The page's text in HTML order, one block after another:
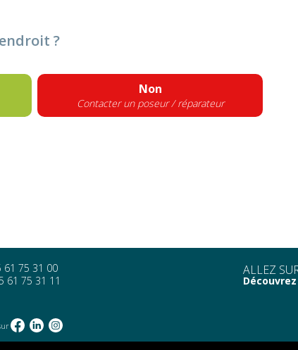
?
Non
Contacter un poseur / réparateur
61 75 31 00
61 75 31 11
ALLEZ